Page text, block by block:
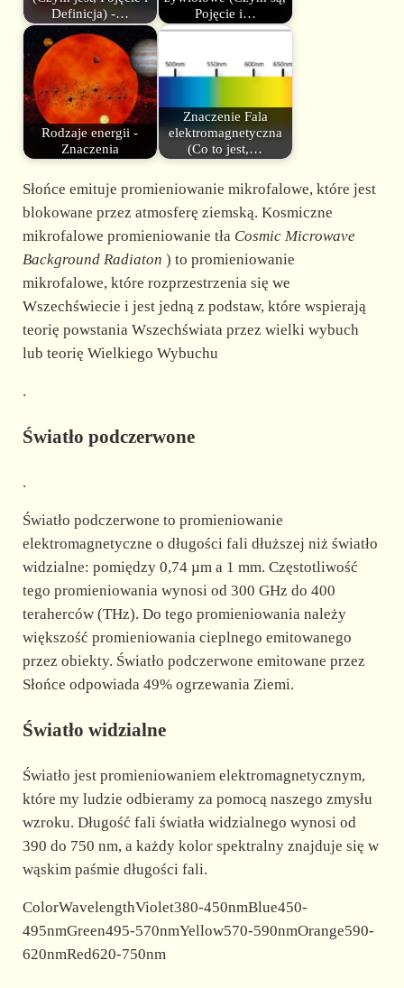
Definicja) -…
Pojęcie i…
Rodzaje energii -
Znaczenia
Znaczenie Fala
elektromagnetyczna
(Co to jest,…
Słońce emituje promieniowanie mikrofalowe, które jest
blokowane przez atmosferę ziemską. Kosmiczne
mikrofalowe promieniowanie tła Cosmic Microwave
Background Radiaton ) to promieniowanie
mikrofalowe, które rozprzestrzenia się we
Wszechświecie i jest jedną z podstaw, które wspierają
teorię powstania Wszechświata przez wielki wybuch
lub teorię Wielkiego Wybuchu
.
Światło podczerwone
.
Światło podczerwone to promieniowanie
elektromagnetyczne o długości fali dłuższej niż światło
widzialne: pomiędzy 0,74 µm a 1 mm. Częstotliwość
tego promieniowania wynosi od 300 GHz do 400
teraherców (THz). Do tego promieniowania należy
większość promieniowania cieplnego emitowanego
przez obiekty. Światło podczerwone emitowane przez
Słońce odpowiada 49% ogrzewania Ziemi.
Światło widzialne
Światło jest promieniowaniem elektromagnetycznym,
które my ludzie odbieramy za pomocą naszego zmysłu
wzroku. Długość fali światła widzialnego wynosi od
390 do 750 nm, a każdy kolor spektralny znajduje się w
wąskim paśmie długości fali.
ColorWavelengthViolet380-450nmBlue450-
495nmGreen495-570nmYellow570-590nmOrange590-
620nmRed620-750nm